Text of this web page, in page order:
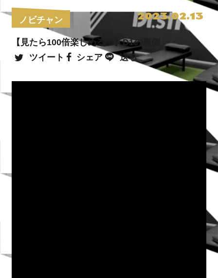
ノビチャン
【見たら100倍楽しめる！】D1の裏側
2023.02.13
ツイート シェア 送る